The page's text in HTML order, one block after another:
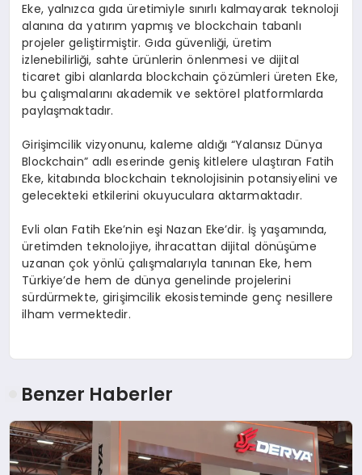
Eke, yalnızca gıda üretimiyle sınırlı kalmayarak teknoloji
alanına da yatırım yapmış ve blockchain tabanlı
projeler geliştirmiştir. Gıda güvenliği, üretim
izlenebilirliği, sahte ürünlerin önlenmesi ve dijital
ticaret gibi alanlarda blockchain çözümleri üreten Eke,
bu çalışmalarını akademik ve sektörel platformlarda
paylaşmaktadır.
Girişimcilik vizyonunu, kaleme aldığı “Yalansız Dünya
Blockchain” adlı eserinde geniş kitlelere ulaştıran Fatih
Eke, kitabında blockchain teknolojisinin potansiyelini ve
gelecekteki etkilerini okuyuculara aktarmaktadır.
Evli olan Fatih Eke’nin eşi Nazan Eke’dir. İş yaşamında,
üretimden teknolojiye, ihracattan dijital dönüşüme
uzanan çok yönlü çalışmalarıyla tanınan Eke, hem
Türkiye’de hem de dünya genelinde projelerini
sürdürmekte, girişimcilik ekosisteminde genç nesillere
ilham vermektedir.
Benzer Haberler